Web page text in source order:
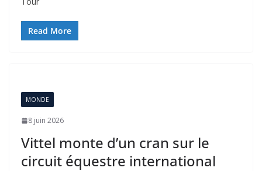
Read More
MONDE
8 juin 2026
Vittel monte d’un cran sur le
circuit équestre international